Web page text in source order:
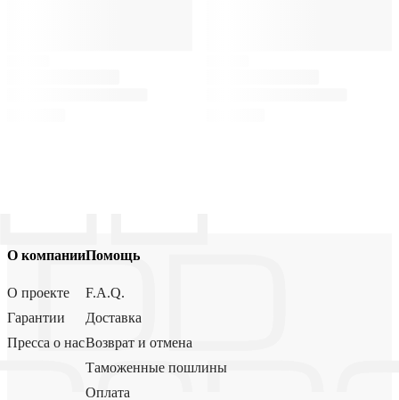
О компании
О проекте
Гарантии
Пресса о нас
Помощь
F.A.Q.
Доставка
Возврат и отмена
Таможенные пошлины
Оплата